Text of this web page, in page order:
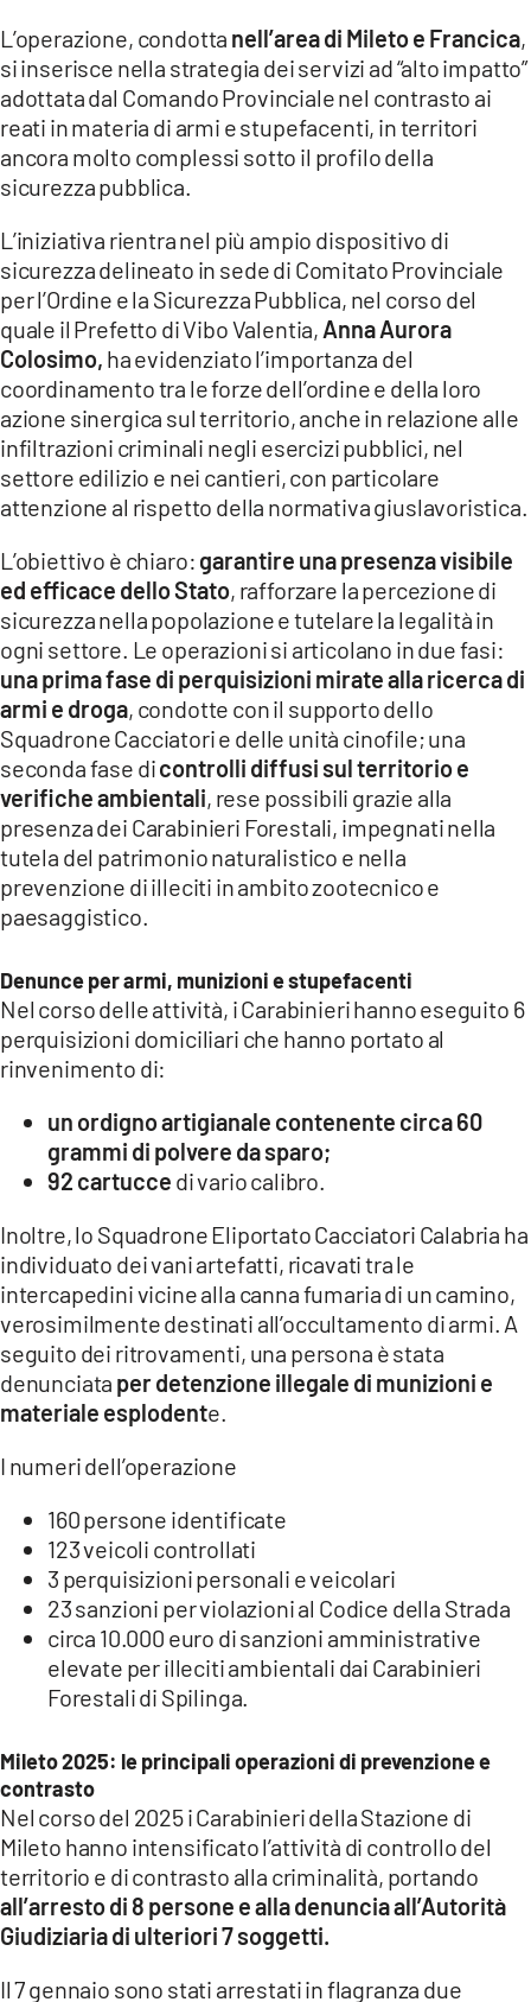
ILVIBONESE.IT
CATANZAROCHANNEL.IT
LACAPITALENEWS.IT
App
ANDROID
APPLE
L’operazione, condotta nell’area di Mileto e Francica,
si inserisce nella strategia dei servizi ad “alto impatto”
adottata dal Comando Provinciale nel contrasto ai
reati in materia di armi e stupefacenti, in territori
ancora molto complessi sotto il profilo della
sicurezza pubblica.
L’iniziativa rientra nel più ampio dispositivo di
sicurezza delineato in sede di Comitato Provinciale
per l’Ordine e la Sicurezza Pubblica, nel corso del
quale il Prefetto di Vibo Valentia, Anna Aurora
Colosimo, ha evidenziato l’importanza del
coordinamento tra le forze dell’ordine e della loro
azione sinergica sul territorio, anche in relazione alle
infiltrazioni criminali negli esercizi pubblici, nel
settore edilizio e nei cantieri, con particolare
attenzione al rispetto della normativa giuslavoristica.
L’obiettivo è chiaro: garantire una presenza visibile
ed efficace dello Stato, rafforzare la percezione di
sicurezza nella popolazione e tutelare la legalità in
ogni settore. Le operazioni si articolano in due fasi:
una prima fase di perquisizioni mirate alla ricerca di
armi e droga, condotte con il supporto dello
Squadrone Cacciatori e delle unità cinofile; una
seconda fase dicontrolli diffusi sul territorio e
verifiche ambientali, rese possibili grazie alla
presenza dei Carabinieri Forestali, impegnati nella
tutela del patrimonio naturalistico e nella
prevenzione di illeciti in ambito zootecnico e
paesaggistico.
Denunce per armi, munizioni e stupefacenti
Nel corso delle attività, i Carabinieri hanno eseguito 6
perquisizioni domiciliari che hanno portato al
rinvenimento di:
un ordigno artigianale contenente circa 60
grammi di polvere da sparo;
92 cartucce di vario calibro.
Inoltre, lo Squadrone Eliportato Cacciatori Calabria ha
individuato dei vani artefatti, ricavati tra le
intercapedini vicine alla canna fumaria di un camino,
verosimilmente destinati all’occultamento di armi. A
seguito dei ritrovamenti, una persona è stata
denunciata per detenzione illegale di munizioni e
materiale esplodente.
I numeri dell’operazione
160 persone identificate
123 veicoli controllati
3 perquisizioni personali e veicolari
23 sanzioni per violazioni al Codice della Strada
circa 10.000 euro di sanzioni amministrative
elevate per illeciti ambientali dai Carabinieri
Forestali di Spilinga.
Mileto 2025: le principali operazioni di prevenzione e
contrasto
Nel corso del 2025 i Carabinieri della Stazione di
Mileto hanno intensificato l’attività di controllo del
territorio e di contrasto alla criminalità, portando
all’arresto di 8 persone e alla denuncia all’Autorità
Giudiziaria di ulteriori 7 soggetti.
Il 7 gennaio sono stati arrestati in flagranza due